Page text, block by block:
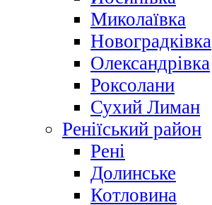
Миколаївка
Новоградківка
Олександрівка
Роксолани
Сухий Лиман
Реніїський район
Рені
Долинське
Котловина